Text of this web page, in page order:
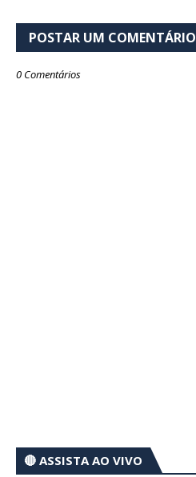
POSTAR UM COMENTÁRIO
0 Comentários
🔴 ASSISTA AO VIVO